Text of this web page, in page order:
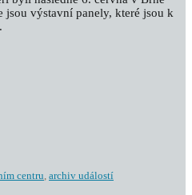
jsou výstavní panely, které jsou k
centru, archiv událostí